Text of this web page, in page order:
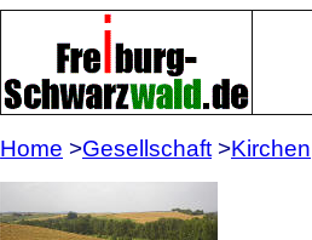
Home >Gesellschaft >Kirchen